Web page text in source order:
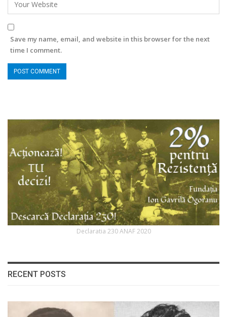
Save my name, email, and website in this browser for the next
time I comment.
Declaratia 230 ANAF 2020
RECENT POSTS